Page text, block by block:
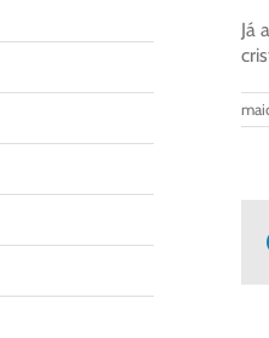
Já